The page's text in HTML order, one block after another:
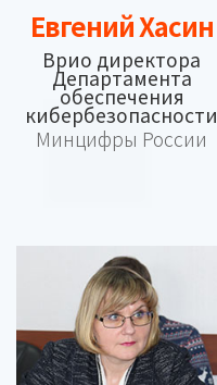
Евгений Хасин
Врио директора
Департамента
обеспечения
кибербезопасности
Минцифры России